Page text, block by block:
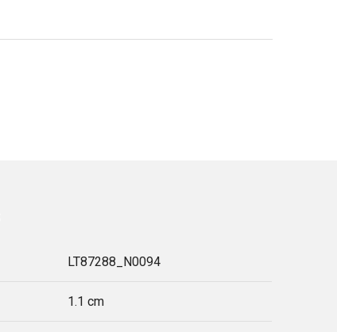
LT87288_N0094
1.1 cm